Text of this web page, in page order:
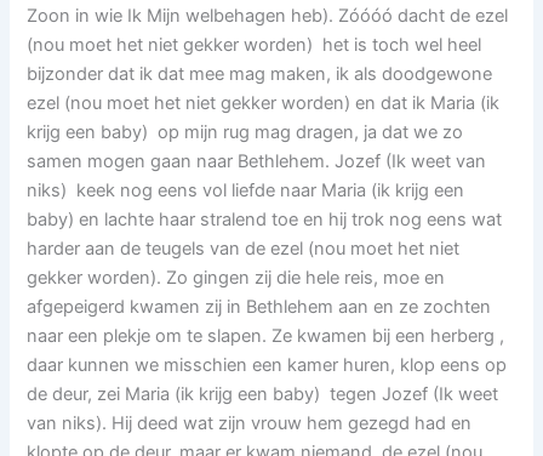
Zoon in wie Ik Mijn welbehagen heb). Zóóóó dacht de ezel
(nou moet het niet gekker worden) het is toch wel heel
bijzonder dat ik dat mee mag maken, ik als doodgewone
ezel (nou moet het niet gekker worden) en dat ik Maria (ik
krijg een baby) op mijn rug mag dragen, ja dat we zo
samen mogen gaan naar Bethlehem. Jozef (Ik weet van
niks) keek nog eens vol liefde naar Maria (ik krijg een
baby) en lachte haar stralend toe en hij trok nog eens wat
harder aan de teugels van de ezel (nou moet het niet
gekker worden). Zo gingen zij die hele reis, moe en
afgepeigerd kwamen zij in Bethlehem aan en ze zochten
naar een plekje om te slapen. Ze kwamen bij een herberg ,
daar kunnen we misschien een kamer huren, klop eens op
de deur, zei Maria (ik krijg een baby) tegen Jozef (Ik weet
van niks). Hij deed wat zijn vrouw hem gezegd had en